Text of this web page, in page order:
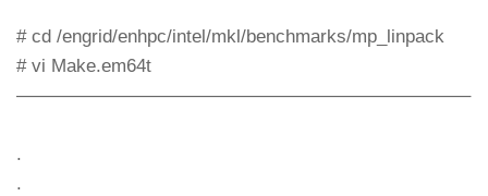
# cd /engrid/enhpc/intel/mkl/benchmarks/mp_linpack
# vi Make.em64t
————————————————————————–
.
.